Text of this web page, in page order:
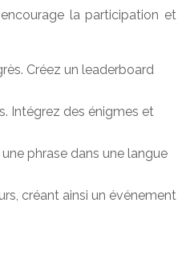
la participation et
Créez un leaderboard
Intégrez des énigmes et
phrase dans une langue
créant ainsi un événement